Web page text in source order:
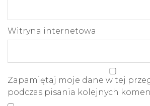
Witryna internetowa
Zapamiętaj moje dane w tej
podczas pisania kolejnych